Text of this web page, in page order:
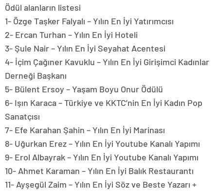
Ödül alanların listesi
1- Özge Taşker Falyalı – Yılın En İyi Yatırımcısı
2- Ercan Turhan – Yılın En İyi Hoteli
3- Şule Nair – Yılın En İyi Seyahat Acentesi
4- İçim Çağıner Kavuklu – Yılın En İyi Girişimci Kadınlar
Derneği Başkanı
5- Bülent Ersoy – Yaşam Boyu Onur Ödülü
6- Işın Karaca – Türkiye ve KKTC’nin En İyi Kadın Pop
Sanatçısı
7- Efe Karahan Şahin – Yılın En İyi Marinası
8- Uğurkan Erez – Yılın En İyi Youtube Kanalı Yapımı
9- Erol Albayrak – Yılın En İyi Youtube Kanalı Yapımı
10- Ahmet Karaman – Yılın En İyi Balık Restaurantı
11- Ayşegül Zaim – Yılın En İyi Söz ve Beste Yazarı +